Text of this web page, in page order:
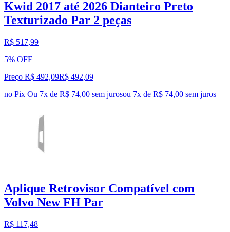
Kwid 2017 até 2026 Dianteiro Preto
Texturizado Par 2 peças
R$ 517,99
5% OFF
Preço R$ 492,09R$ 492,09
no Pix Ou 7x de R$ 74,00 sem jurosou 7x de R$ 74,00 sem juros
Aplique Retrovisor Compatível com
Volvo New FH Par
R$ 117,48